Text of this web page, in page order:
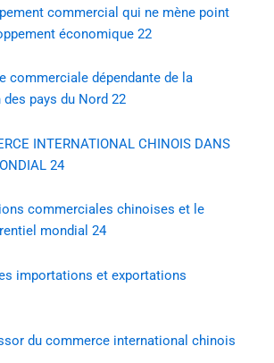
commercial qui ne mène point
économique 22
commerciale dépendante de la
pays du Nord 22
INTERNATIONAL CHINOIS DANS
24
commerciales chinoises et le
mondial 24
importations et exportations
du commerce international chinois